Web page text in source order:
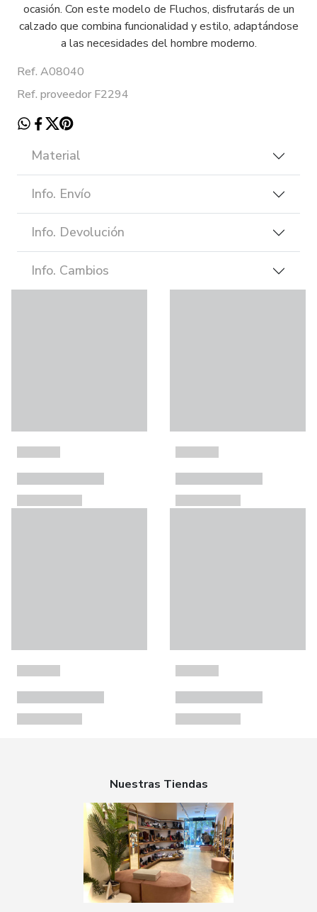
ocasión. Con este modelo de Fluchos, disfrutarás de un
calzado que combina funcionalidad y estilo, adaptándose
a las necesidades del hombre moderno.
Ref. A08040
Ref. proveedor F2294
Material
Info. Envío
Info. Devolución
Info. Cambios
Nuestras Tiendas